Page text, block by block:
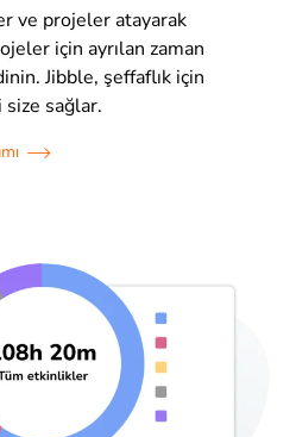
ve projeler atayarak
için ayrılan zaman
Jibble, şeffaflık için
size sağlar.